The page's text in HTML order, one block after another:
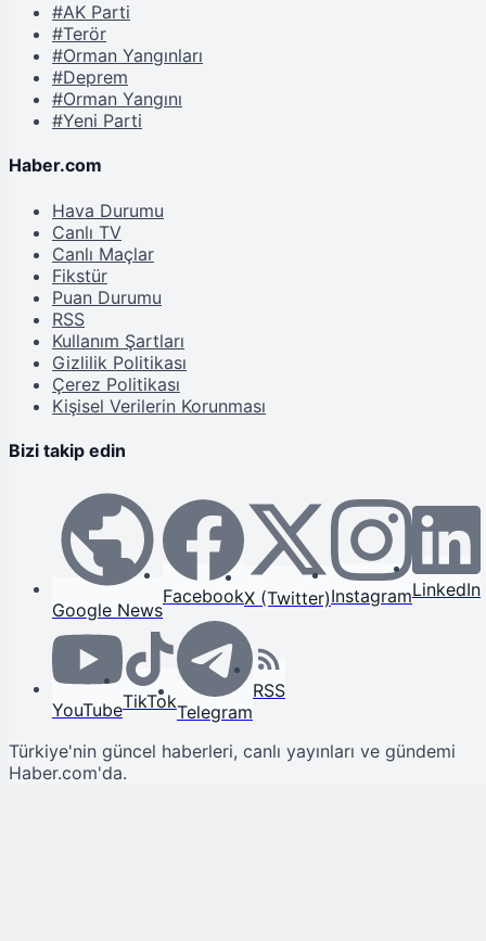
#AK Parti
#Terör
#Orman Yangınları
#Deprem
#Orman Yangını
#Yeni Parti
Haber.com
Hava Durumu
Canlı TV
Canlı Maçlar
Fikstür
Puan Durumu
RSS
Kullanım Şartları
Gizlilik Politikası
Çerez Politikası
Kişisel Verilerin Korunması
Bizi takip edin
Google News
FacebookX (Twitter)InstagramLinkedIn
YouTubeTikTokTelegram
RSS
Türkiye'nin güncel haberleri, canlı yayınları ve gündemi
Haber.com'da.